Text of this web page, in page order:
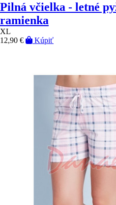
Pilná včielka - letné
ramienka
XL
12,90 €
Kúpiť